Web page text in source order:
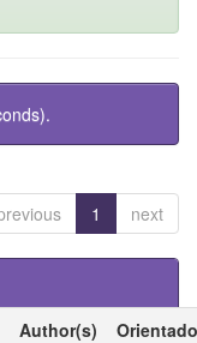
1 next
Author(s)